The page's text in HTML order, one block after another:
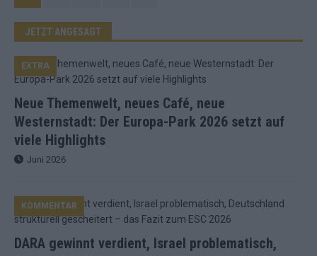
JETZT ANGESAGT
Neue Themenwelt, neues Café, neue
Westernstadt: Der Europa-Park 2026 setzt auf
viele Highlights
EXTRA
Juni 2026
DARA gewinnt verdient, Israel problematisch,
KOMMENTAR